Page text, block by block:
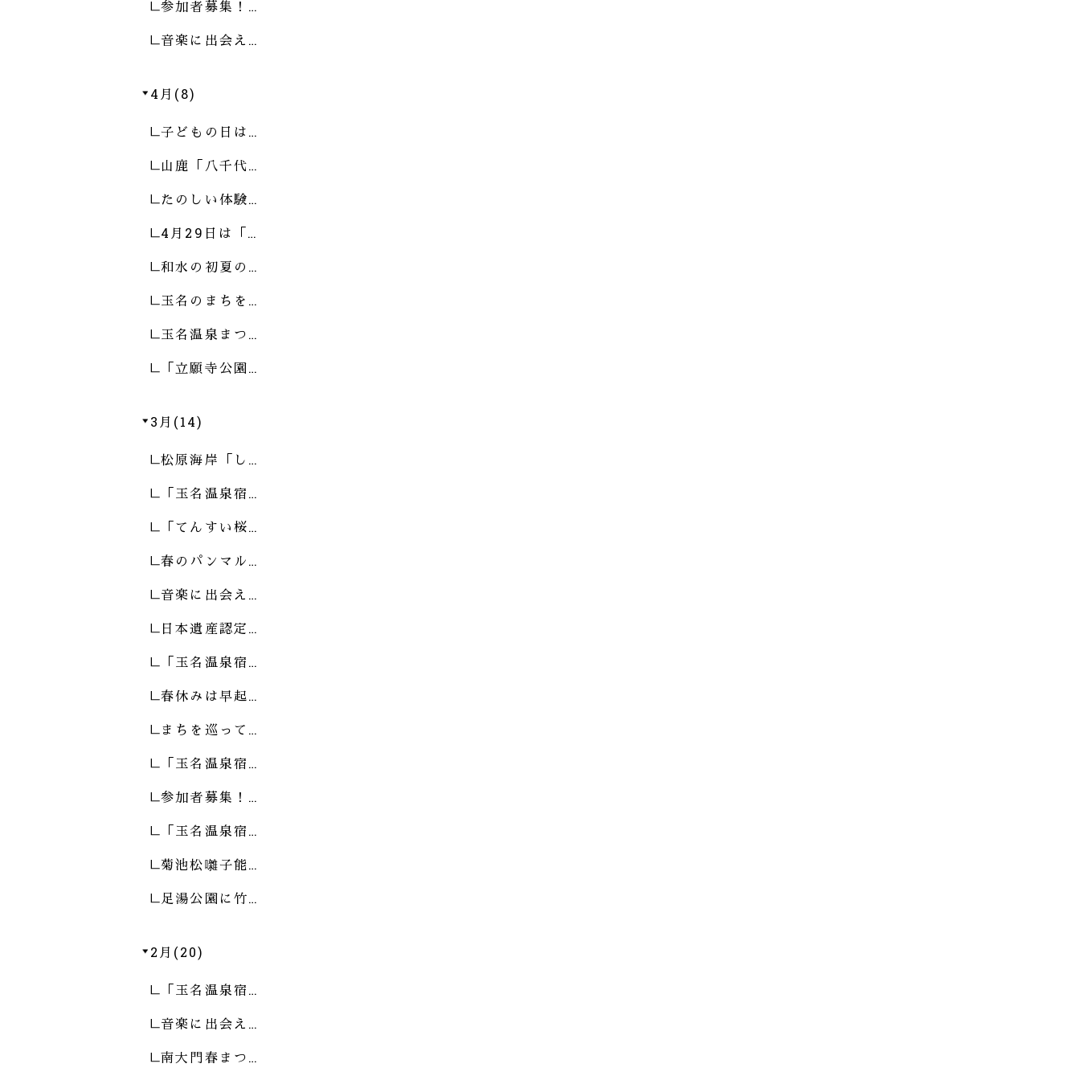
参加者募集！…
音楽に出会え…
4月(8)
子どもの日は…
山鹿「八千代…
たのしい体験…
4月29日は「…
和水の初夏の…
玉名のまちを…
玉名温泉まつ…
「立願寺公園…
3月(14)
松原海岸「し…
「玉名温泉宿…
「てんすい桜…
春のパンマル…
音楽に出会え…
日本遺産認定…
「玉名温泉宿…
春休みは早起…
まちを巡って…
「玉名温泉宿…
参加者募集！…
「玉名温泉宿…
菊池松囃子能…
足湯公園に竹…
2月(20)
「玉名温泉宿…
音楽に出会え…
南大門春まつ…